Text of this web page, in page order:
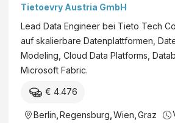
Tietoevry Austria GmbH
Lead Data Engineer bei Tieto Tech
auf skalierbare Datenplattformen,
Modeling, Cloud Data Platforms,
Microsoft Fabric.
€ 4.476
Berlin Regensburg Wien Graz